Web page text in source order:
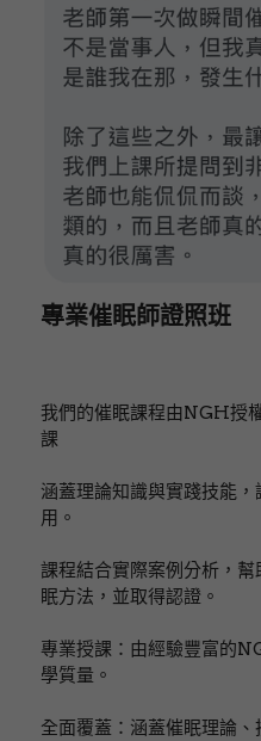
專業催眠師證照班
我們的催眠課程由NGH授
課
涵蓋理論知識與實踐技能
用。
課程結合實際案例分析，
眠方法，並取得認證。
專業授課：由經驗豐富的
學質量。
全面覆蓋：涵蓋催眠理論